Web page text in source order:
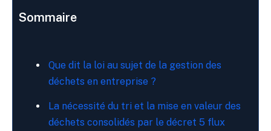
Sommaire
Que dit la loi au sujet de la gestion des
déchets en entreprise ?
La nécessité du tri et la mise en valeur des
déchets consolidés par le décret 5 flux